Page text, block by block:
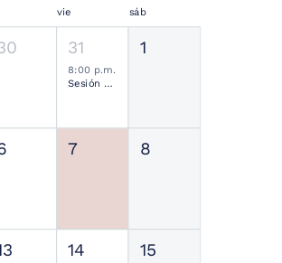
vie sáb
31
8:00 p.m.
Sesión Ordinaria SMCN
1
7 8
14 15